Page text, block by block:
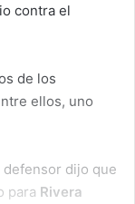
contra el
de los
ellos, uno
defensor dijo que
para Rivera